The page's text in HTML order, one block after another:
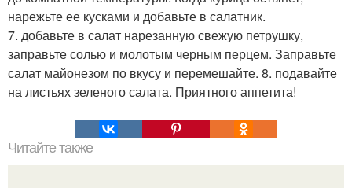
нарежьте ее кусками и добавьте в салатник.
7. добавьте в салат нарезанную свежую петрушку,
заправьте солью и молотым черным перцем. Заправьте
салат майонезом по вкусу и перемешайте. 8. подавайте
на листьях зеленого салата. Приятного аппетита!
Читайте также